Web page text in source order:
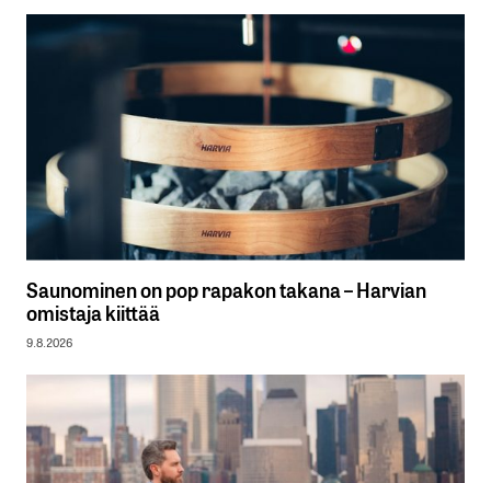
Saunominen on pop rapakon takana – Harvian
omistaja kiittää
9.8.2026